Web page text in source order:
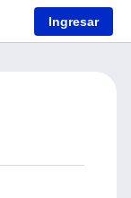
Ingresar